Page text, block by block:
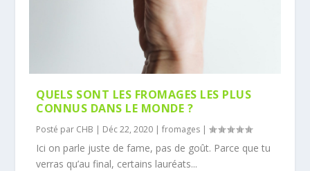
QUELS SONT LES FROMAGES LES PLUS
CONNUS DANS LE MONDE ?
Posté par CHB | Déc 22, 2020 |fromages |
Ici on parle juste de fame, pas de goût. Parce que tu
verras qu’au final, certains lauréats...